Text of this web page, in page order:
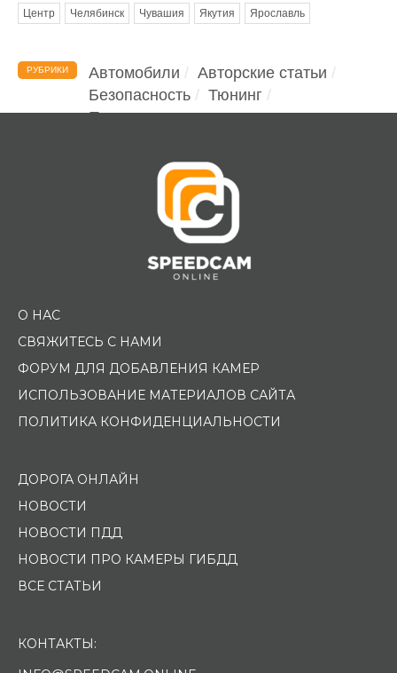
Центр Челябинск Чувашия Якутия Ярославль
РУБРИКИ Автомобили
Авторские статьи
Безопасность
Тюнинг
Помощь водителю
О НАС
СВЯЖИТЕСЬ С НАМИ
ФОРУМ ДЛЯ ДОБАВЛЕНИЯ КАМЕР
ИСПОЛЬЗОВАНИЕ МАТЕРИАЛОВ САЙТА
ПОЛИТИКА КОНФИДЕНЦИАЛЬНОСТИ
ДОРОГА ОНЛАЙН
НОВОСТИ
НОВОСТИ ПДД
НОВОСТИ ПРО КАМЕРЫ ГИБДД
ВСЕ СТАТЬИ
КОНТАКТЫ: